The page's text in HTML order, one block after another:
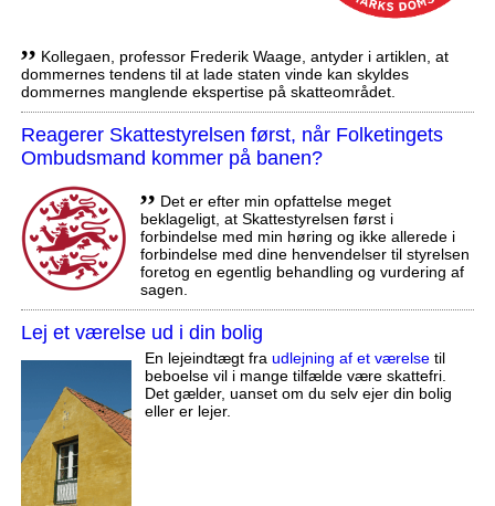
,, Kollegaen, professor Frederik Waage, antyder i artiklen, at
dommernes tendens til at lade staten vinde kan skyldes
dommernes manglende ekspertise på skatteområdet.
Reagerer Skattestyrelsen først, når Folketingets
Ombudsmand kommer på banen?
,, Det er efter min opfattelse meget
beklageligt, at Skattestyrelsen først i
forbindelse med min høring og ikke allerede i
forbindelse med dine henvendelser til styrelsen
foretog en egentlig behandling og vurdering af
sagen.
Lej et værelse ud i din bolig
En lejeindtægt fra udlejning af et værelsetil
beboelse vil i mange tilfælde være skattefri.
Det gælder, uanset om du selv ejer din bolig
eller er lejer.